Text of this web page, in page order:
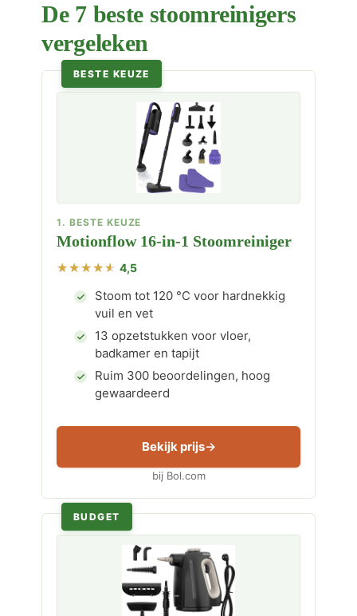
De 7 beste stoomreinigers
vergeleken
BESTE KEUZE
1. BESTE KEUZE
Motionflow 16-in-1 Stoomreiniger
4,5
Stoom tot 120 °C voor hardnekkig
vuil en vet
13 opzetstukken voor vloer,
badkamer en tapijt
Ruim 300 beoordelingen, hoog
gewaardeerd
Bekijk prijs
bij Bol.com
BUDGET